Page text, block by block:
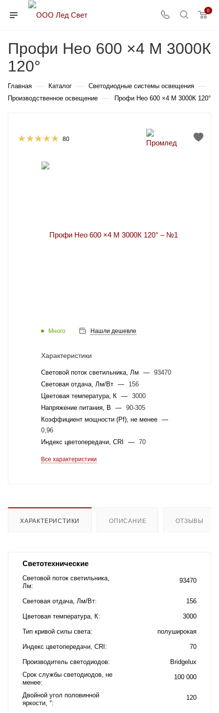
0
Профи Нео 600 ×4 M 3000К
120°
Главная — Каталог — Светодиодные системы освещения —
Производственное освещение — Профи Нео 600 ×4 M 3000К 120°
80
Много Нашли дешевле
Характеристики
Световой поток светильника, Лм — 93470
Световая отдача, Лм/Вт —
156
Цветовая температура, К — 3000
Напряжение питания, В
— 90-305
Коэффициент мощности (Pf), не менее —
0,96
Индекс цветопередачи, CRI
— 70
Все характеристики
ХАРАКТЕРИСТИКИ ОПИСАНИЕ ОТЗЫВЫ
Светотехнические
Световой поток светильника,
Лм
93470
Световая отдача, Лм/Вт 156
Цветовая температура, К 3000
Тип кривой силы света полуширокая
Индекс цветопередачи, CRI 70
Производитель светодиодов
Bridgelux
Срок службы светодиодов, не
менее
100 000
Двойной угол половинной
яркости, °
120